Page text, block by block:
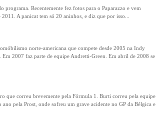
programa. Recentemente fez fotos para o Paparazzo e vem
A panicat tem só 20 aninhos, e diz que por isso...
norte-americana que compete desde 2005 na Indy
2007 faz parte de equipe Andretti-Green. Em abril de 2008 se
que correu brevemente pela Fórmula 1. Burti correu pela equipe
pela Prost, onde sofreu um grave acidente no GP da Bélgica e